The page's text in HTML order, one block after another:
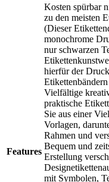
Features
Kosten spürbar
zu den meisten
(Dieser
monochrome
nur schwarzen
hierfür der
Vielfältige
praktische
Sie aus einer
Vorlagen,
Rahmen und
Bequem und
Erstellung
mit Symbolen,